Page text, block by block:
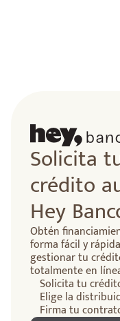
Solicita
crédito
Hey
Obtén
forma fácil y
gestionar tu
totalmente en
Solicita tu
Elige la
Firma tu